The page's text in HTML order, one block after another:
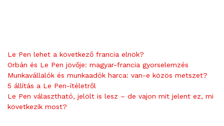
Le Pen lehet a következő francia elnök?
Orbán és Le Pen jövője: magyar-francia gyorselemzés
Munkavállalók és munkaadók harca: van-e közös metszet?
5 állítás a Le Pen-ítéletről
Le Pen választható, jelölt is lesz – de vajon mit jelent ez, mi
következik most?